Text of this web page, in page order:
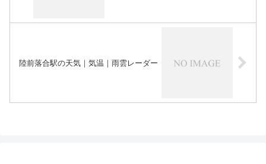
陸前落合駅の天気｜気温｜雨雲レーダー